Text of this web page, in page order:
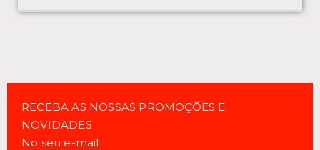
RECEBA AS NOSSAS PROMOÇÕES E
NOVIDADES
No seu e-mail